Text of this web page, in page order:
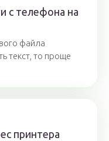
с телефона на
файла
текст, то проще
принтера